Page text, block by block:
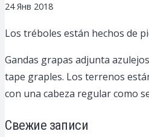
24 Янв 2018
Los tréboles están hechos de
Gandas grapas adjunta
tape graples. Los terrenos
con una cabeza regular como
Свежие записи